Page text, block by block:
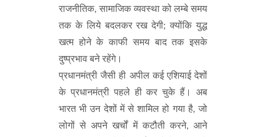
राजनीतिक, सामाजिक व्यवस्था को लम्बे समय
तक के लिये बदलकर रख देगी; क्योंकि युद्ध
खत्म होने के काफी समय बाद तक इसके
दुष्प्रभाव बने रहेंगे।
प्रधानमंत्री जैसी ही अपील कई एशियाई देशों
के प्रधानमंत्री पहले ही कर चुके हैं। अब
भारत भी उन देशों में से शामिल हो गया है, जो
लोगों से अपने खर्चों में कटौती करने, आने